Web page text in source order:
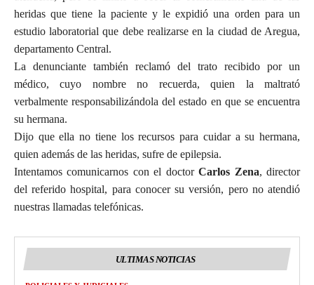
heridas que tiene la paciente y le expidió una orden para un
estudio laboratorial que debe realizarse en la ciudad de Aregua,
departamento Central.
La denunciante también reclamó del trato recibido por un
médico, cuyo nombre no recuerda, quien la maltrató
verbalmente responsabilizándola del estado en que se encuentra
su hermana.
Dijo que ella no tiene los recursos para cuidar a su hermana,
quien además de las heridas, sufre de epilepsia.
Intentamos comunicarnos con el doctorCarlos Zena, director
del referido hospital, para conocer su versión, pero no atendió
nuestras llamadas telefónicas.
ULTIMAS NOTICIAS